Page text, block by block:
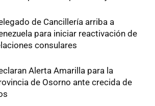
de Cancillería arriba a
para iniciar reactivación de
consulares
Alerta Amarilla para la
de Osorno ante crecida de